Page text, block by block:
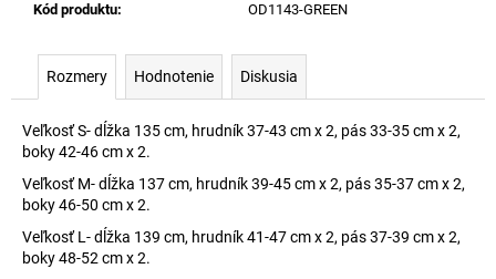
Kód produktu: OD1143-GREEN
Rozmery Hodnotenie Diskusia
Veľkosť S- dĺžka 135 cm, hrudník 37-43 cm x 2, pás 33-35 cm x 2,
boky 42-46 cm x 2.
Veľkosť M- dĺžka 137 cm, hrudník 39-45 cm x 2, pás 35-37 cm x 2,
boky 46-50 cm x 2.
Veľkosť L- dĺžka 139 cm, hrudník 41-47 cm x 2, pás 37-39 cm x 2,
boky 48-52 cm x 2.